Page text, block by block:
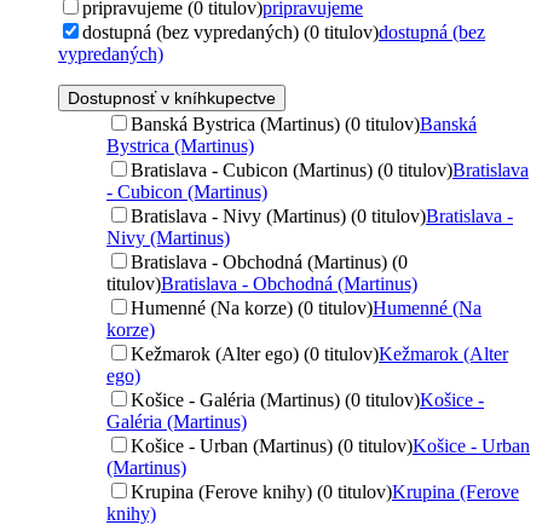
pripravujeme (0 titulov)pripravujeme
dostupná (bez vypredaných) (0 titulov)dostupná (bez
vypredaných)
Dostupnosť v kníhkupectve
Banská Bystrica (Martinus) (0 titulov)Banská
Bystrica (Martinus)
Bratislava - Cubicon (Martinus) (0 titulov)Bratislava
- Cubicon (Martinus)
Bratislava - Nivy (Martinus) (0 titulov)Bratislava -
Nivy (Martinus)
Bratislava - Obchodná (Martinus) (0
titulov)Bratislava - Obchodná (Martinus)
Humenné (Na korze) (0 titulov)Humenné (Na
korze)
Kežmarok (Alter ego) (0 titulov)Kežmarok (Alter
ego)
Košice - Galéria (Martinus) (0 titulov)Košice -
Galéria (Martinus)
Košice - Urban (Martinus) (0 titulov)Košice - Urban
(Martinus)
Krupina (Ferove knihy) (0 titulov)Krupina (Ferove
knihy)